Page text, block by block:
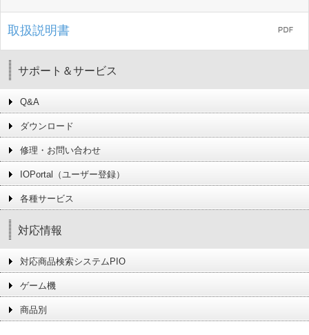
取扱説明書
サポート＆サービス
Q&A
ダウンロード
修理・お問い合わせ
IOPortal（ユーザー登録）
各種サービス
対応情報
対応商品検索システムPIO
ゲーム機
商品別